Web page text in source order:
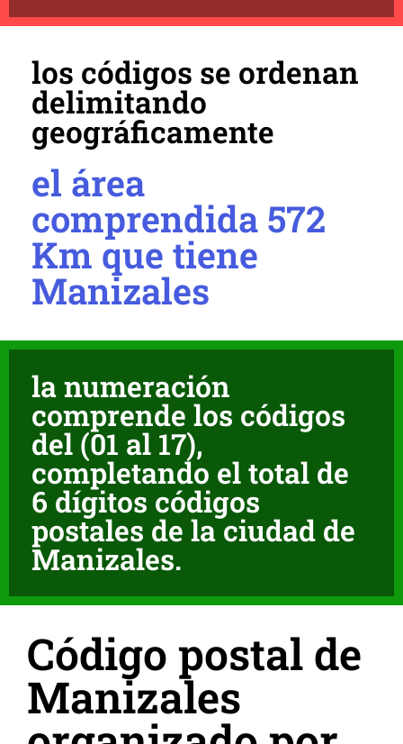
los códigos se ordenan
delimitando
geográficamente
el área
comprendida 572
Km que tiene
Manizales
la numeración
comprende los códigos
del (01 al 17),
completando el total de
6 dígitos códigos
postales de la ciudad de
Manizales.
Código postal de
Manizales